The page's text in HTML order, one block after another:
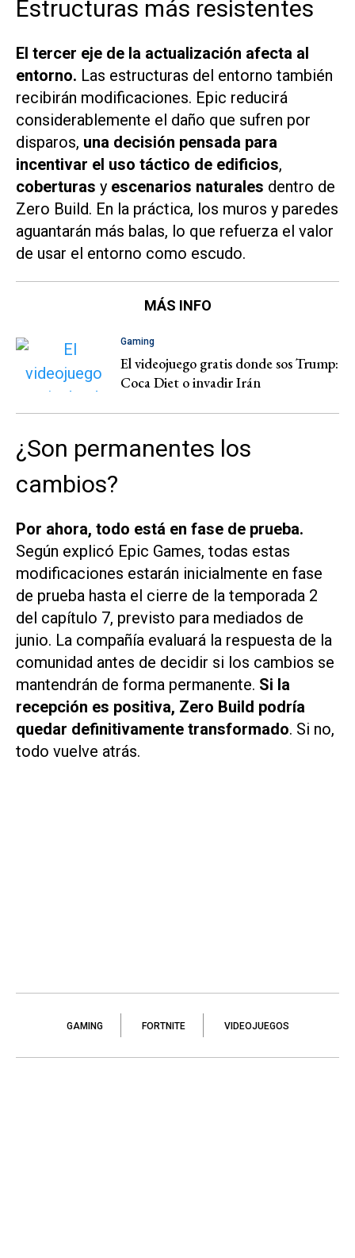
Estructuras más resistentes
El tercer eje de la actualización afecta al
entorno. Las estructuras del entorno también
recibirán modificaciones. Epic reducirá
considerablemente el daño que sufren por
disparos, una decisión pensada para
incentivar el uso táctico de edificios,
coberturas y escenarios naturales dentro de
Zero Build. En la práctica, los muros y paredes
aguantarán más balas, lo que refuerza el valor
de usar el entorno como escudo.
MÁS INFO
Gaming
El videojuego gratis donde sos Trump:
Coca Diet o invadir Irán
¿Son permanentes los
cambios?
Por ahora, todo está en fase de prueba.
Según explicó Epic Games, todas estas
modificaciones estarán inicialmente en fase
de prueba hasta el cierre de la temporada 2
del capítulo 7, previsto para mediados de
junio. La compañía evaluará la respuesta de la
comunidad antes de decidir si los cambios se
mantendrán de forma permanente. Si la
recepción es positiva, Zero Build podría
quedar definitivamente transformado. Si no,
todo vuelve atrás.
GAMING FORTNITE VIDEOJUEGOS